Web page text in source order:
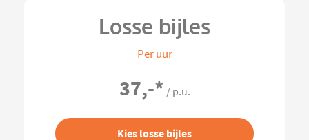
Losse bijles
Per uur
37,-* / p.u.
Kies losse bijles